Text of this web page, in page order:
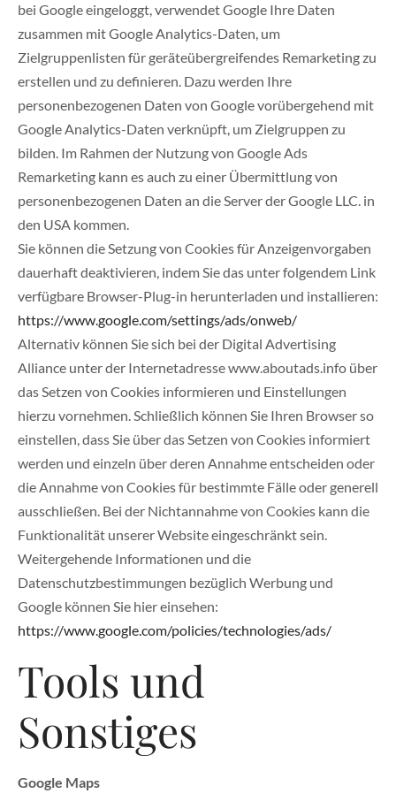
bei Google eingeloggt, verwendet Google Ihre Daten
zusammen mit Google Analytics-Daten, um
Zielgruppenlisten für geräteübergreifendes Remarketing zu
erstellen und zu definieren. Dazu werden Ihre
personenbezogenen Daten von Google vorübergehend mit
Google Analytics-Daten verknüpft, um Zielgruppen zu
bilden. Im Rahmen der Nutzung von Google Ads
Remarketing kann es auch zu einer Übermittlung von
personenbezogenen Daten an die Server der Google LLC. in
den USA kommen.
Sie können die Setzung von Cookies für Anzeigenvorgaben
dauerhaft deaktivieren, indem Sie das unter folgendem Link
verfügbare Browser-Plug-in herunterladen und installieren:
https://www.google.com/settings/ads/onweb/
Alternativ können Sie sich bei der Digital Advertising
Alliance unter der Internetadresse www.aboutads.info über
das Setzen von Cookies informieren und Einstellungen
hierzu vornehmen. Schließlich können Sie Ihren Browser so
einstellen, dass Sie über das Setzen von Cookies informiert
werden und einzeln über deren Annahme entscheiden oder
die Annahme von Cookies für bestimmte Fälle oder generell
ausschließen. Bei der Nichtannahme von Cookies kann die
Funktionalität unserer Website eingeschränkt sein.
Weitergehende Informationen und die
Datenschutzbestimmungen bezüglich Werbung und
Google können Sie hier einsehen:
https://www.google.com/policies/technologies/ads/
Tools und
Sonstiges
Google Maps